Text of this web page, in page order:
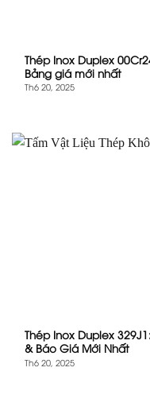
Thép Inox Duplex
Bảng giá mới nhất
Th6 20, 2025
Thép Inox Duplex
& Báo Giá Mới Nhất
Th6 20, 2025